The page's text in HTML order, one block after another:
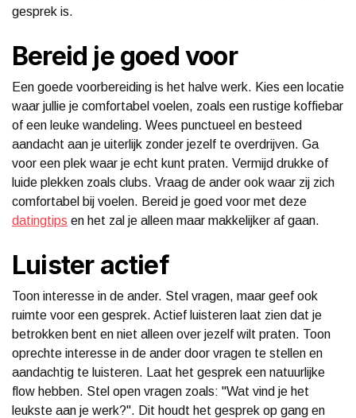
gesprek is.
Bereid je goed voor
Een goede voorbereiding is het halve werk. Kies een locatie
waar jullie je comfortabel voelen, zoals een rustige koffiebar
of een leuke wandeling. Wees punctueel en besteed
aandacht aan je uiterlijk zonder jezelf te overdrijven. Ga
voor een plek waar je echt kunt praten. Vermijd drukke of
luide plekken zoals clubs. Vraag de ander ook waar zij zich
comfortabel bij voelen. Bereid je goed voor met deze
datingtips en het zal je alleen maar makkelijker af gaan.
Luister actief
Toon interesse in de ander. Stel vragen, maar geef ook
ruimte voor een gesprek. Actief luisteren laat zien dat je
betrokken bent en niet alleen over jezelf wilt praten. Toon
oprechte interesse in de ander door vragen te stellen en
aandachtig te luisteren. Laat het gesprek een natuurlijke
flow hebben. Stel open vragen zoals: "Wat vind je het
leukste aan je werk?". Dit houdt het gesprek op gang en